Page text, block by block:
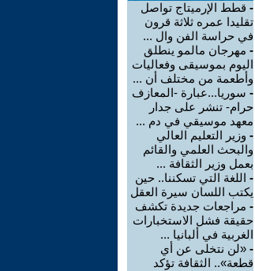
- قطط الإرميتاج تواصل
تقليدا عمره ثلاثة قرون
في حراسة الفن وال ...
- مهرجان مالمو ينطلق
اليوم بموسيقى وفعاليات
وأطعمة من مختلف أن ...
- سوريا...عبارة -المعازف
حرام- تنشر على جدار
معهد موسيقي في دم ...
- وزير التعليم العالي
والبحث العلمي والقائم
بعمل وزير الثقافة ...
- اللغة التي تسكننا.. حين
يكتب اللسان سيرة العقل
- مراجعات جديدة تكشف
حقيقة فشل الاستخبارات
الغربية في ألبانيا ...
- «لن نتخلى عن أي
قطعة».. الثقافة تؤكد